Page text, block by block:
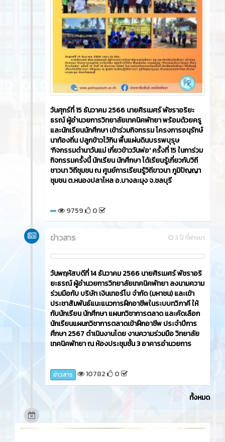
วันศุกร์ที่ 15 ธันวาคม 2566​ นายศิรเมศร์ พัชราอริยะ
ธรณ์ ผู้อำนวยการวิทยาลัยเทคนิคพัทยา พร้อมด้วยครู
และนักเรียนนักศึกษา เข้าร่วมกิจกรรม โครงการอนุรักษ์
นาท้องถิ่น ปลูกข้าวไว้กิน พื้นแผ่นดินบรรพบุรุษ
'กิจกรรมดำนาวันแม่ เกี่ยวข้าววันพ่อ' ครั้งที่ 15 ในการ่วม
กิจกรรมครั้งนี้ นักเรียน นักศึกษา ได้เรียนรู้เกี่ยวกับวิถี
ชาวนา วิถีชุมชน ณ ศูนย์การเรียนรู้วิถีขาวนา ภูมิปัญญา
ชุมชน ต.หนองปลาไหล อ.บางละมุง จ.ชลบุรี
9759 0
3 ปี ที่ผ่านมา
ข่าวสาร
วันพฤหัสบดีที่ 14 ธันวาคม 2566​ นายศิรเมศร์ พัชราอริ
ยะธรณ์ ผู้อำนวยการวิทยาลัยเทคนิคพัทยา ลงนามความ
ร่วมมือกับ บริษัท เงินเทอร์โบ จำกัด (มหาชน) และเข้า
ประชาสัมพันธ์แนะแนวการฝึกอาชีพในระบบทวิภาคี ให้
กับนักเรียน นักศึกษา แผนกวิชาการตลาด และคัดเลือก
นักเรียนแผนกวิชาการตลาดเข้าฝึกอาชีพ ประจำปีการ
ศึกษา 2567 ดำเนินงานโดย งานความร่วมมือ วิทยาลัย
เทคนิคพัทยา ณ ห้องประชุมชั้น 3 อาคารอำนวยการ
ข่าวสาร 10782 0
ทั้งหมด